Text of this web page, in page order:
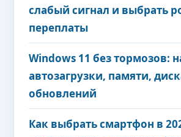
слабый сигнал и выбрать
переплаты
Windows 11 без тормозов:
автозагрузки, памяти,
обновлений
Как выбрать смартфон в